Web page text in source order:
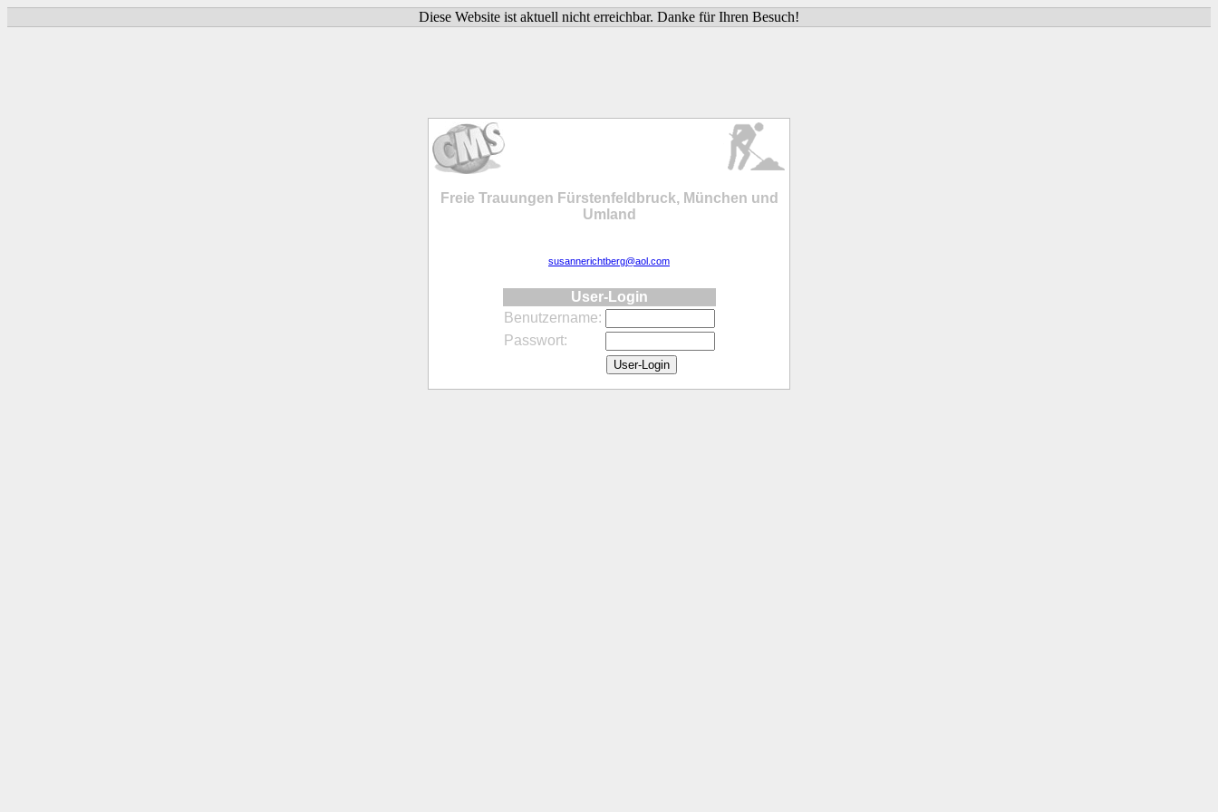
Diese Website ist aktuell nicht erreichbar. Danke für Ihren Besuch!
Freie Trauungen Fürstenfeldbruck, München und
Umland
susannerichtberg@aol.com
User-Login
Benutzername:
Passwort: